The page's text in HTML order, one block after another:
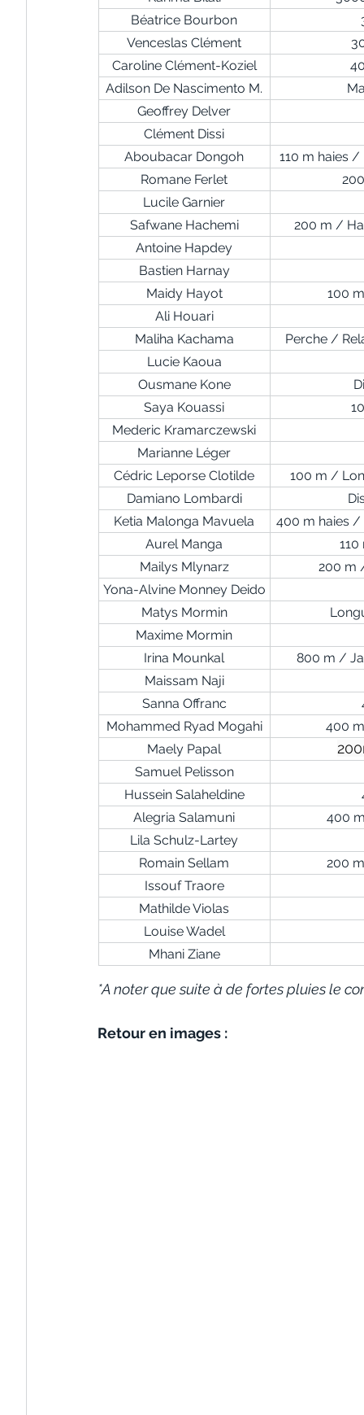
Béatrice Bourbon
Venceslas Clément
Caroline Clément-Koziel
Adilson De Nascimento M.
Geoffrey Delver
Clément Dissi
Aboubacar Dongoh
110 m haies
Romane Ferlet
Lucile Garnier
Safwane Hachemi
200 m /
Antoine Hapdey
Bastien Harnay
Maidy Hayot
100
Ali Houari
Maliha Kachama
Perche /
Lucie Kaoua
Ousmane Kone
Saya Kouassi
Mederic Kramarczewski
Marianne Léger
Cédric Leporse Clotilde
100 m /
Damiano Lombardi
Ketia Malonga Mavuela
400 m haies /
Aurel Manga
Mailys Mlynarz
200 m
Yona-Alvine Monney Deido
Matys Mormin
Maxime Mormin
Irina Mounkal
800 m /
Maissam Naji
Sanna Offranc
Mohammed Ryad Mogahi
400
Maely Papal
Samuel Pelisson
Hussein Salaheldine
Alegria Salamuni
400
Lila Schulz-Lartey
Romain Sellam
200
Issouf Traore
Mathilde Violas
Louise Wadel
Mhani Ziane
*A noter que suite à de fortes pluies le
Retour en images :